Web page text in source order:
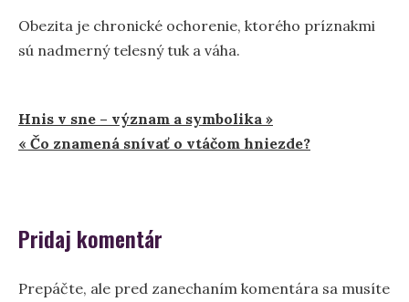
Obezita je chronické ochorenie, ktorého príznakmi
sú nadmerný telesný tuk a váha.
Navigácia
v
Hnis v sne – význam a symbolika »
« Čo znamená snívať o vtáčom hniezde?
Pridaj komentár
Prepáčte, ale pred zanechaním komentára sa musíte